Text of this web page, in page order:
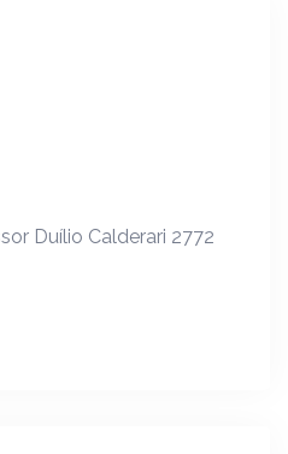
Duílio Calderari 2772